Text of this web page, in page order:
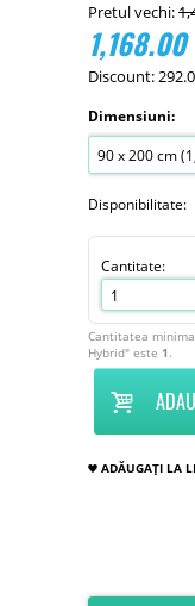
Pretul vechi:
1,168.00
Discount:
Dimensiuni:
Disponibilitate:
Cantitate:
Cantitatea
Hybrid" este 1 .
ADĂUGAȚI LA